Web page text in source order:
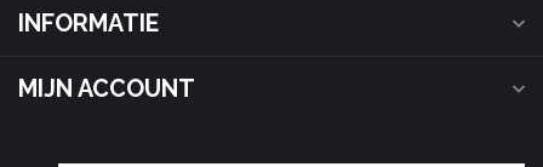
INFORMATIE
MIJN ACCOUNT